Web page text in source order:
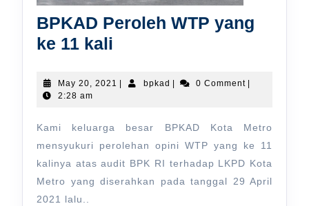
BPKAD Peroleh WTP yang
ke 11 kali
WTP
ke
11
kali
May 20, 2021 May
bpkad bpkad0 Comment
2:28 am
Kami keluarga besar BPKAD Kota Metro
mensyukuri perolehan opini WTP yang ke 11
kalinya atas audit BPK RI terhadap LKPD Kota
Metro yang diserahkan pada tanggal 29 April
2021 lalu..